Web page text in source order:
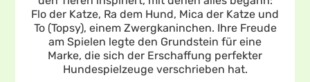
Flo der Katze, Ra dem Hund, Mica der Katze und
To (Topsy), einem Zwergkaninchen. Ihre Freude
am Spielen legte den Grundstein für eine
Marke, die sich der Erschaffung perfekter
Hundespielzeuge verschrieben hat.